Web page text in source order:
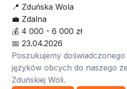
📍 Zduńska Wola
💼 Zdalna
💰 4 000 - 6 000 zł
📅 23.04.2026
Poszukujemy doświadczonego
języków obcych do naszego
Zduńskiej Woli.